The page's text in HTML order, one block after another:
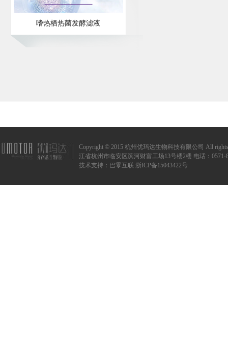
嗜热栖热菌发酵滤液
Copyright © 2015 杭州优玛达生物科技有限公司 All rights
江省杭州市临安区滨河财富工场13号楼2楼 电话：0571-
技术支持： 巴零互联 浙ICP备15043422号